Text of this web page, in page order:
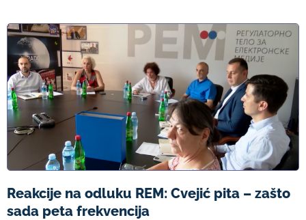
Reakcije na odluku REM: Cvejić pita – zašto
sada peta frekvencija